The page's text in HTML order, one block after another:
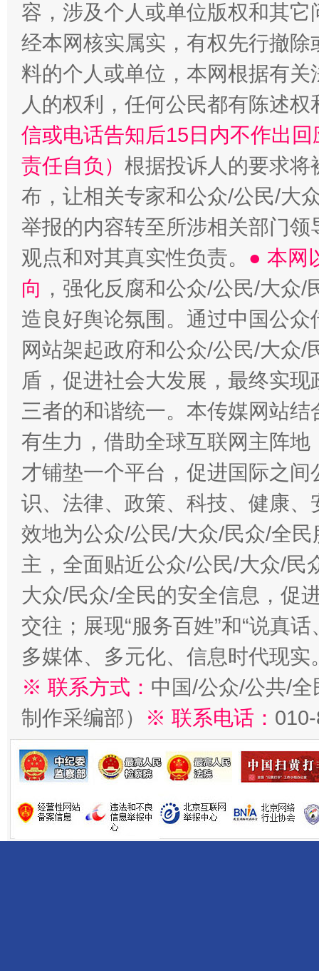
“蜀中异人”王建安的艺术幻境
容，涉及个人或单位版权和其它
经本网核实属实，有权先行撤
料的个人或单位，本网根据有
人的权利，任何公民都有陈述
信或电话告知后15日内不作出
责任自负） 根据投诉人的要求将
布，让相关专家和公众/公民/大
举报的内容转至所涉相关部门
观点和对其真实性负责。 ● 本网
向 ，强化反腐和公众/公民/大众
造良好舆论氛围。通过中国公
网站架起政府和公众/公民/大众
盾，促进社会大发展，最终实
三者的和谐统一。本传媒网站
有生力，借助全球互联网主阵
才铺垫一个平台，促进国际之
识、法律、政策、科技、健康
效地为公众/公民/大众/民众/全
主，全面贴近公众/公民/大众/民
大众/民众/全民的安全信息，促
交往；展现“服务百姓”和“说真
多媒体、多元化、信息时代现实
※ 联系方式： 中国/公众/公共/
制作采编部）
※ 联系电话：